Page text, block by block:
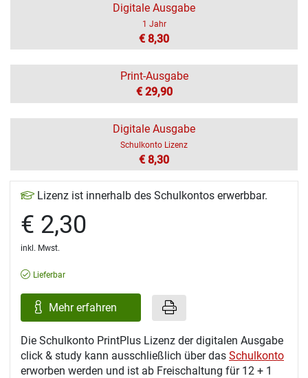
Digitale Ausgabe
1 Jahr
€ 8,30
Print-Ausgabe
€ 29,90
Digitale Ausgabe
Schulkonto Lizenz
€ 8,30
Lizenz ist innerhalb des Schulkontos erwerbbar.
€ 2,30
inkl. Mwst.
Lieferbar
Mehr erfahren
Die Schulkonto PrintPlus Lizenz der digitalen Ausgabe
click & study kann ausschließlich über das Schulkonto
erworben werden und ist ab Freischaltung für 12 + 1